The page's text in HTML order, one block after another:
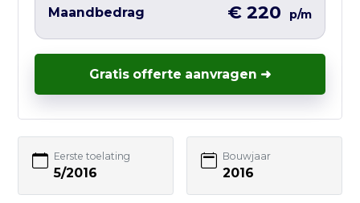
je op – vaak nog dezelfde werkdag.
E-mailadres
Maandbedrag € 220 p/m
Gratis offerte aanvragen ➜
Eerste toelating
5/2016
Bouwjaar
2016